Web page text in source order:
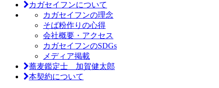
カガセイフンについて
カガセイフンの理念
そば粉作りの心得
会社概要・アクセス
カガセイフンのSDGs
メディア掲載
蕎麦鑑定士 加賀健太郎
本契約について